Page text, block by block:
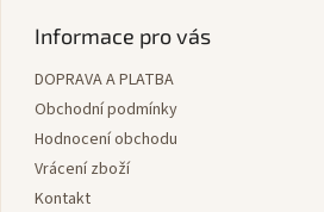
Informace pro vás
DOPRAVA A PLATBA
Obchodní podmínky
Hodnocení obchodu
Vrácení zboží
Kontakt